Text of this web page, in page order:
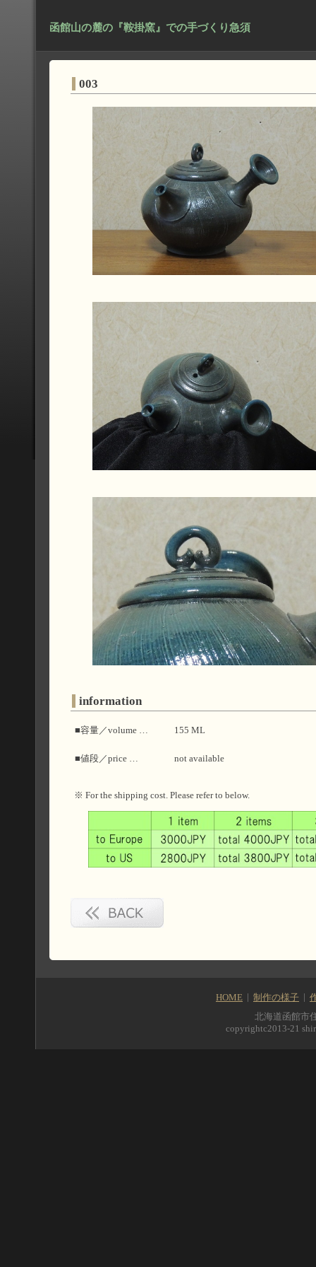
函館山の麓の『鞍掛窯』での手づくり急須
003
information
■容量／volume … 155 ML
■値段／price … not available
※ For the shipping cost. Please refer to below.
HOME 制作の様子
北海道函館市
copyrightc2013-21